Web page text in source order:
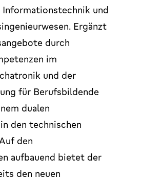
und
Ergänzt
durch
im
und der
für Berufsbildende
dualen
den technischen
den
aufbauend bietet der
den neuen